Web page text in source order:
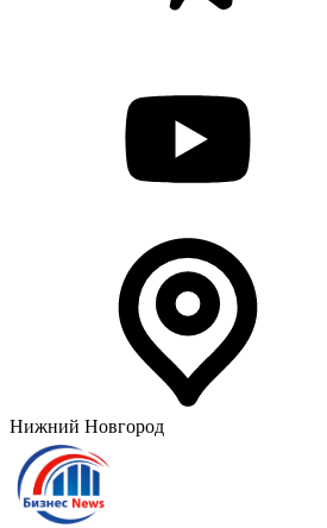
Нижний Новгород